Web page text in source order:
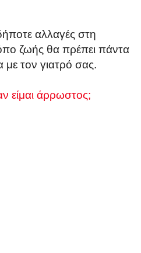
αλλαγές στη
ζωής θα πρέπει πάντα
τον γιατρό σας.
είμαι άρρωστος;